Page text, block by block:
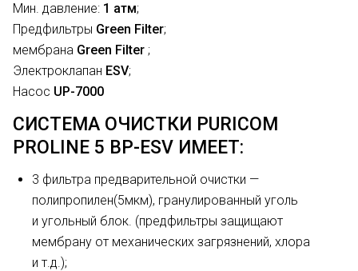
Мин. давление: 1 атм;
Предфильтры Green Filter;
мембрана Green Filter ;
Электроклапан ESV;
Насос UP-7000
СИСТЕМА ОЧИСТКИ PURICOM
PROLINE 5 BP-ESV ИМЕЕТ:
3 фильтра предварительной очистки —
полипропилен(5мкм), гранулированный уголь
и угольный блок. (предфильтры защищают
мембрану от механических загрязнений, хлора
и т.д.);